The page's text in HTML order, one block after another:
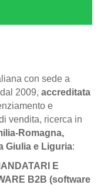
con sede a
2009, accreditata
e
vendita, ricerca in
Romagna,
Giulia e Liguria:
E
B2B (software